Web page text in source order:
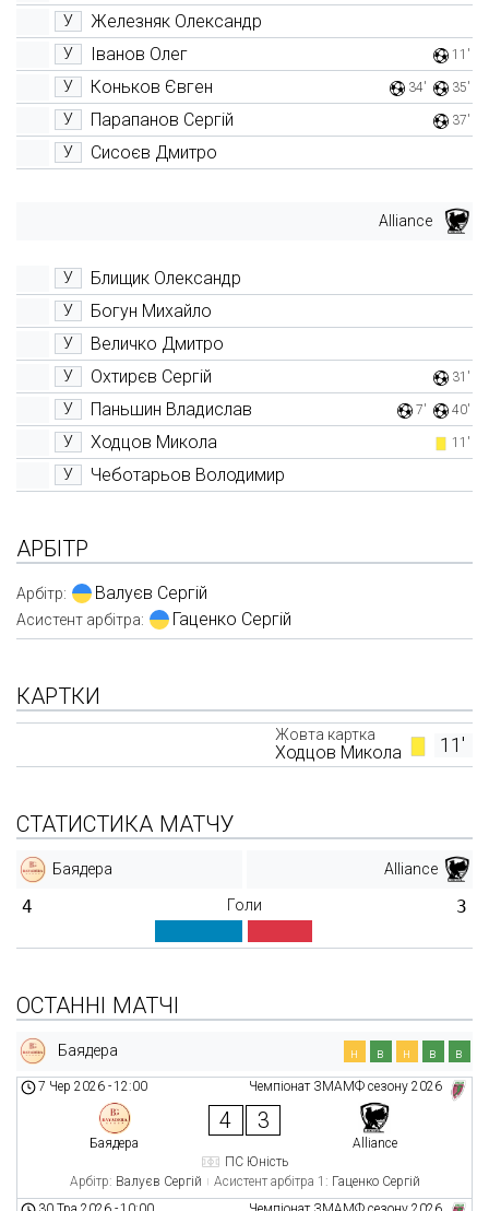
У Железняк Олександр
У Іванов Олег 11'
У Коньков Євген 34' 35'
У Парапанов Сергій 37'
У Сисоєв Дмитро
Alliance
У Блищик Олександр
У Богун Михайло
У Величко Дмитро
У Охтирєв Сергій 31'
У Паньшин Владислав 7' 40'
У Ходцов Микола 11'
У Чеботарьов Володимир
АРБІТР
Арбітр: Валуєв Сергій
Асистент арбітра: Гаценко Сергій
КАРТКИ
11'
Жовта картка
Ходцов Микола
СТАТИСТИКА МАТЧУ
Баядера Alliance
4 Голи 3
ОСТАННІ МАТЧІ
Баядера н в н в в
Чемпіонат ЗМАМФ сезону 2026
7 Чер 2026 -12:00
Баядера
4 3
Alliance
ПС Юність
Арбітр: Валуєв Сергій Асистент арбітра 1: Гаценко Сергій